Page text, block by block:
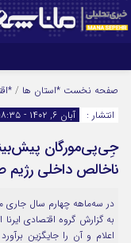
اینستاگرام
سروش
آپارات
نام کاربری یا نشانی ایمیل
رمز عبور
مرا به خاطر بسپار
صفحه نخست *استان ها /
انتشار :
آبان ۶, ۱۴۰۲ - ۱۸:۳۵
ناخالص داخلی رژیم
به گزارش گروه اقتصادی